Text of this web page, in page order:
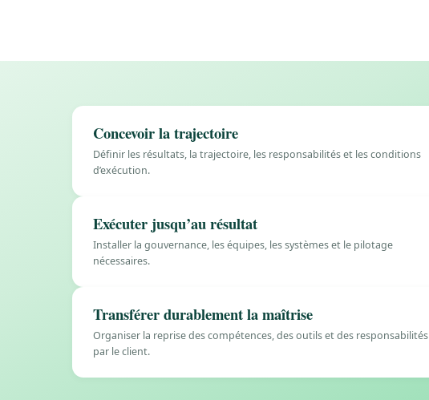
Concevoir la trajectoire
Définir les résultats, la trajectoire, les responsabilités et les conditions
d’exécution.
Exécuter jusqu’au résultat
Installer la gouvernance, les équipes, les systèmes et le pilotage
nécessaires.
Transférer durablement la maîtrise
Organiser la reprise des compétences, des outils et des responsabilités
par le client.